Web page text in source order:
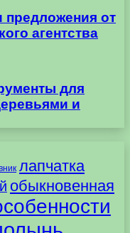
предложения от
агентства
для
и
лапчатка
обыкновенная